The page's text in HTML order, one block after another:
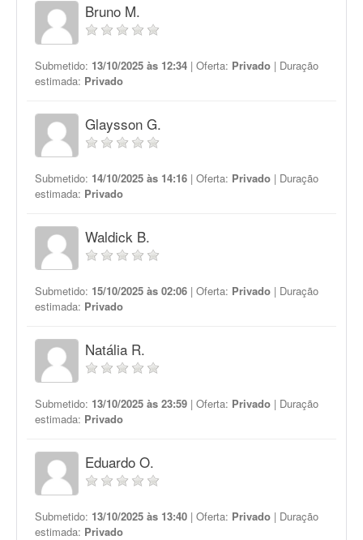
Bruno M.
Submetido: 13/10/2025 às 12:34 | Oferta: Privado | Duração
estimada: Privado
Glaysson G.
Submetido: 14/10/2025 às 14:16 | Oferta: Privado | Duração
estimada: Privado
Waldick B.
Submetido: 15/10/2025 às 02:06 | Oferta: Privado | Duração
estimada: Privado
Natália R.
Submetido: 13/10/2025 às 23:59 | Oferta: Privado | Duração
estimada: Privado
Eduardo O.
Submetido: 13/10/2025 às 13:40 | Oferta: Privado | Duração
estimada: Privado